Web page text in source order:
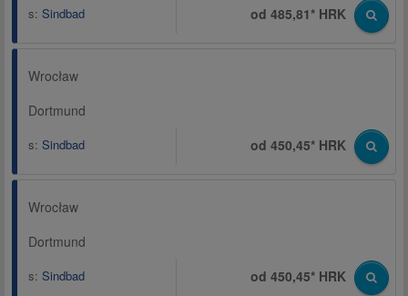
s: Sindbad od 485,81* HRK
Wrocław
Dortmund
s: Sindbad od 450,45* HRK
Wrocław
Dortmund
s: Sindbad od 450,45* HRK